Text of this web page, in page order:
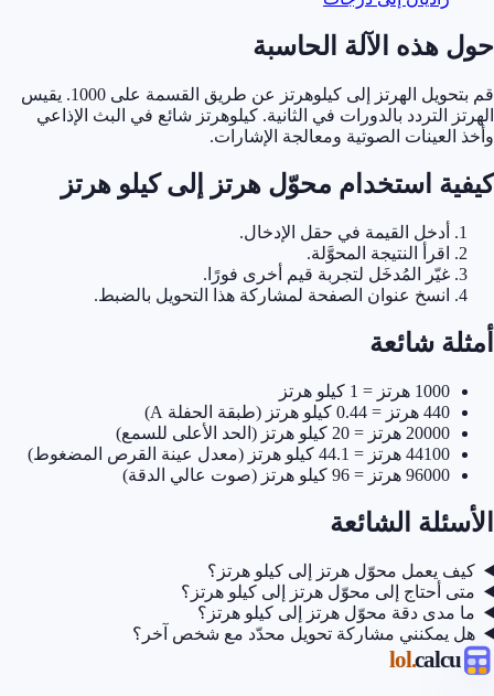
حول هذه الآلة الحاسبة
قم بتحويل الهرتز إلى كيلوهرتز عن طريق القسمة على 1000. يقيس
الهرتز التردد بالدورات في الثانية. كيلوهرتز شائع في البث الإذاعي
وأخذ العينات الصوتية ومعالجة الإشارات.
كيفية استخدام محوّل هرتز إلى كيلو هرتز
أدخل القيمة في حقل الإدخال.
اقرأ النتيجة المحوَّلة.
غيّر المُدخَل لتجربة قيم أخرى فورًا.
انسخ عنوان الصفحة لمشاركة هذا التحويل بالضبط.
أمثلة شائعة
1000 هرتز = 1 كيلو هرتز
440 هرتز = 0.44 كيلو هرتز (طبقة الحفلة A)
20000 هرتز = 20 كيلو هرتز (الحد الأعلى للسمع)
44100 هرتز = 44.1 كيلو هرتز (معدل عينة القرص المضغوط)
96000 هرتز = 96 كيلو هرتز (صوت عالي الدقة)
الأسئلة الشائعة
كيف يعمل محوّل هرتز إلى كيلو هرتز؟
متى أحتاج إلى محوّل هرتز إلى كيلو هرتز؟
ما مدى دقة محوّل هرتز إلى كيلو هرتز؟
هل يمكنني مشاركة تحويل محدّد مع شخص آخر؟
calcu
.lol